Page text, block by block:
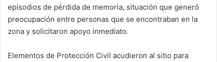
episodios de pérdida de memoria, situación que generó
preocupación entre personas que se encontraban en la
zona y solicitaron apoyo inmediato.
Elementos de Protección Civil acudieron al sitio para